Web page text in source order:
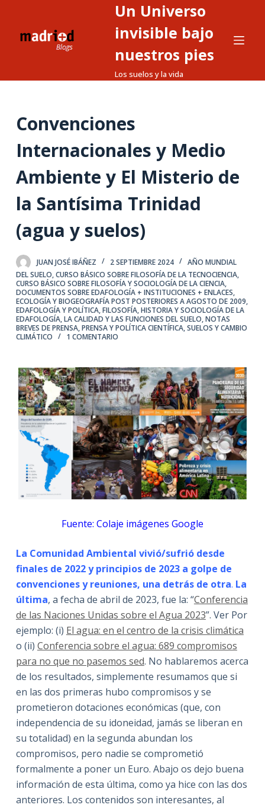
n
o
Un Universo
invisible bajo
nuestros pies
Los suelos y la vida
Convenciones
Internacionales y Medio
Ambiente y El Misterio de
la Santísima Trinidad
(agua y suelos)
JUAN JOSÉ IBÁÑEZ 2 SEPTIEMBRE 2024
AÑO MUNDIAL
DEL SUELO,CURSO BÁSICO SOBRE FILOSOFÍA DE LA TECNOCIENCIA,
CURSO BÁSICO SOBRE FILOSOFÍA Y SOCIOLOGÍA DE LA CIENCIA,
DOCUMENTOS SOBRE EDAFOLOGÍA + INSTITUCIONES + ENLACES,
ECOLOGÍA Y BIOGEOGRAFÍA POST POSTERIORES A AGOSTO DE 2009,
EDAFOLOGÍA Y POLÍTICA,FILOSOFÍA, HISTORIA Y SOCIOLOGÍA DE LA
EDAFOLOGÍA,LA CALIDAD Y LAS FUNCIONES DEL SUELO,NOTAS
BREVES DE PRENSA,PRENSA Y POLÍTICA CIENTÍFICA,SUELOS Y CAMBIO
CLIMÁTICO
1 COMENTARIO
Fuente: Colaje imágenes Google
La Comunidad Ambiental vivió/sufrió desde
finales de 2022 y principios de 2023 a golpe de
convenciones y reuniones, una detrás de otra. La
última, a fecha de abril de 2023, fue la: “Conferencia
de las Naciones Unidas sobre el Agua 2023”. Ver Por
ejemplo: (i) El agua: en el centro de la crisis climática
o (ii) Conferencia sobre el agua: 689 compromisos
para no que no pasemos sed. No hablaremos acerca
de los resultados, simplemente resumamos que si
en las dos primeras hubo compromisos y se
prometieron dotaciones económicas (que, con
independencia de su idoneidad, jamás se liberan en
su totalidad) en la segunda abundan los
compromisos, pero nadie se comprometió
formalmente a poner un Euro. Abajo os dejo buena
información de esta última, como ya hice con las dos
anteriores. Los contenidos son interesantes, al